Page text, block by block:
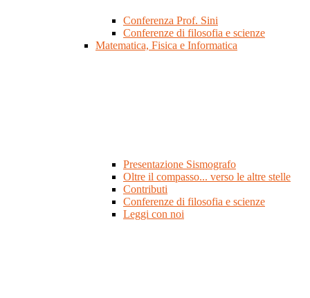
Conferenza Prof. Sini
Conferenze di filosofia e scienze
Matematica, Fisica e Informatica
Presentazione Sismografo
Oltre il compasso... verso le altre stelle
Contributi
Conferenze di filosofia e scienze
Leggi con noi